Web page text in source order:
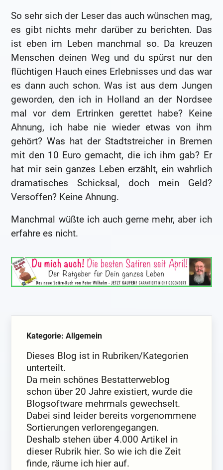
So sehr sich der Leser das auch wünschen mag,
es gibt nichts mehr darüber zu berichten. Das
ist eben im Leben manchmal so. Da kreuzen
Menschen deinen Weg und du spürst nur den
flüchtigen Hauch eines Erlebnisses und das war
es dann auch schon. Was ist aus dem Jungen
geworden, den ich in Holland an der Nordsee
mal vor dem Ertrinken gerettet habe? Keine
Ahnung, ich habe nie wieder etwas von ihm
gehört? Was hat der Stadtstreicher in Bremen
mit den 10 Euro gemacht, die ich ihm gab? Er
hat mir sein ganzes Leben erzählt, ein wahrlich
dramatisches Schicksal, doch mein Geld?
Versoffen? Keine Ahnung.
Manchmal wüßte ich auch gerne mehr, aber ich
erfahre es nicht.
Kategorie: Allgemein
Dieses Blog ist in Rubriken/Kategorien
unterteilt.
Da mein schönes Bestatterweblog
schon über 20 Jahre existiert, wurde die
Blogsoftware mehrmals gewechselt.
Dabei sind leider bereits vorgenommene
Sortierungen verlorengegangen.
Deshalb stehen über 4.000 Artikel in
dieser Rubrik hier. So wie ich die Zeit
finde, räume ich hier auf.